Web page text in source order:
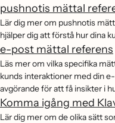
pushnotis mättal
Lär dig mer om pushnotis
hjälper dig att förstå hur dina
e-post mättal referens
Läs mer om vilka specifika
kunds interaktioner med din
avgörande för att få insikter i
Komma igång med
Lär dig mer om de olika sätt